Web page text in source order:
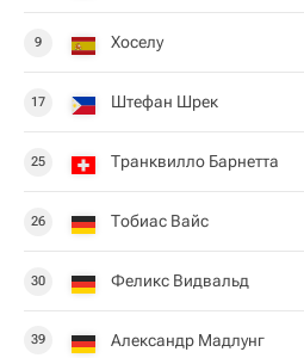
9 Хоселу
17 Штефан Шрек
25 Транквилло Барнетта
26 Тобиас Вайс
30 Феликс Видвальд
39 Александр Мадлунг